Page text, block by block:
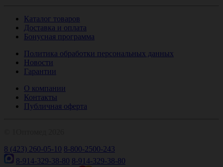
Каталог товаров
Доставка и оплата
Бонусная программа
Политика обработки персональных данных
Новости
Гарантии
О компании
Контакты
Публичная оферта
8 (423) 260-05-10 8-800-2500-243
8-914-329-38-80 8-914-329-38-80